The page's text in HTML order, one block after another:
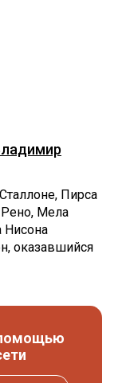
Пирса
Мела
Нисона
оказавшийся
помощью